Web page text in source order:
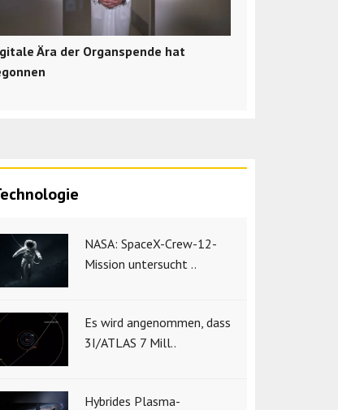
Ära der Organspende hat
NASA: SpaceX-Crew-12-
Mission untersucht ..
Es wird angenommen, dass
3I/ATLAS 7 Mill..
Hybrides Plasma-